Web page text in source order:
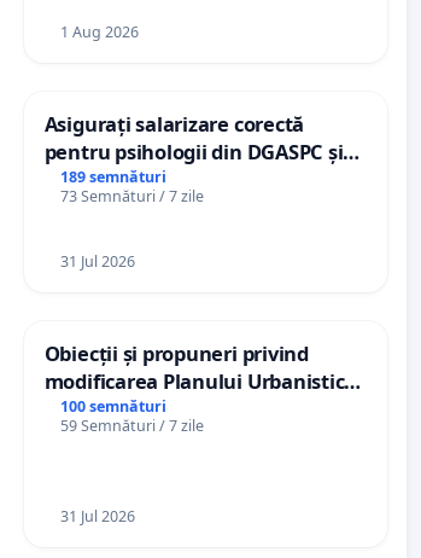
1 Aug 2026
Asigurați salarizare corectă
pentru psihologii din DGASPC și
spitale
189 semnături
73 Semnături / 7 zile
31 Jul 2026
Obiecții și propuneri privind
modificarea Planului Urbanistic
General al orașului Ialoveni
100 semnături
59 Semnături / 7 zile
31 Jul 2026